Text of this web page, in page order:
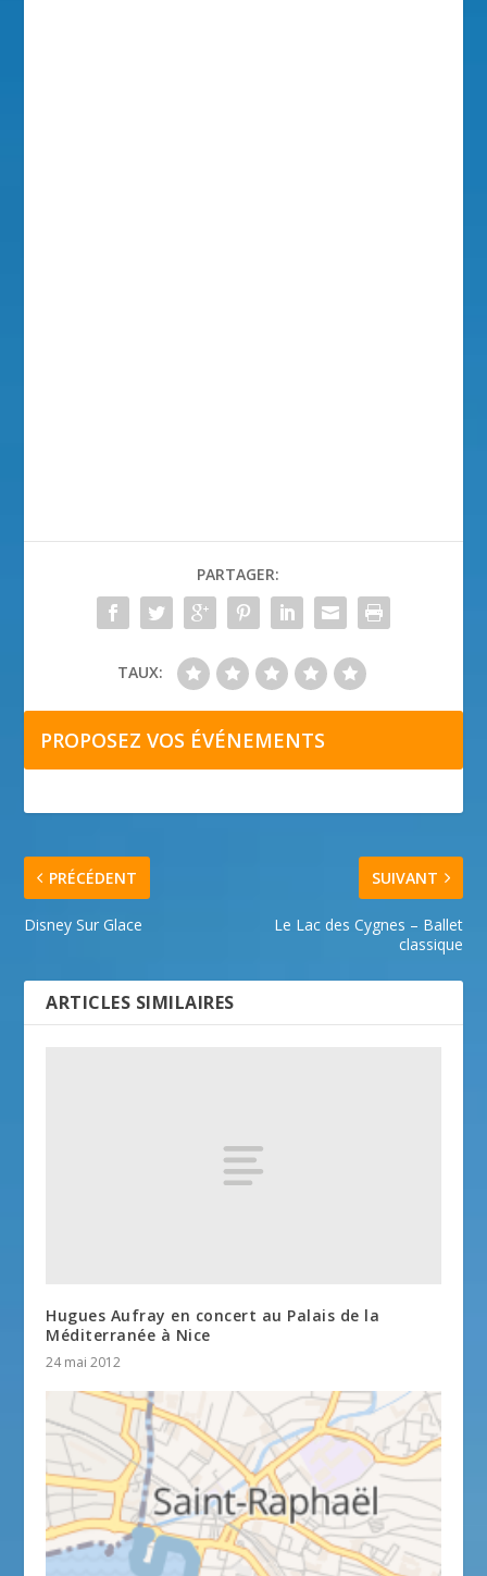
PARTAGER:
TAUX:
PROPOSEZ VOS ÉVÉNEMENTS
PRÉCÉDENT
Disney Sur Glace
SUIVANT
Le Lac des Cygnes – Ballet
classique
ARTICLES SIMILAIRES
Hugues Aufray en concert au Palais de la
Méditerranée à Nice
24 mai 2012